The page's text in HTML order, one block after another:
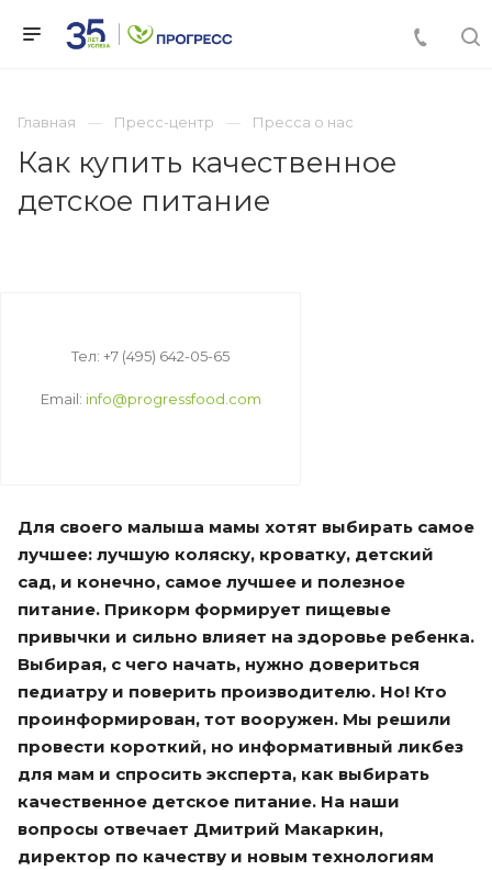
Главная Пресс-центр Пресса о нас
Как купить качественное
детское питание
Тел: +7 (495) 642-05-65
Email: info@progressfood.com
Для своего малыша мамы хотят выбирать самое
лучшее: лучшую коляску, кроватку, детский
сад, и конечно, самое лучшее и полезное
питание. Прикорм формирует пищевые
привычки и сильно влияет на здоровье ребенка.
Выбирая, с чего начать, нужно довериться
педиатру и поверить производителю. Но! Кто
проинформирован, тот вооружен. Мы решили
провести короткий, но информативный ликбез
для мам и спросить эксперта, как выбирать
качественное детское питание. На наши
вопросы отвечает Дмитрий Макаркин,
директор по качеству и новым технологиям